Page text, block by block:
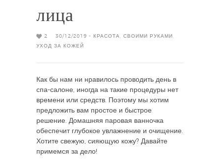
лица
2 30/12/2019 - КРАСОТА СВОИМИ РУКАМИ
УХОД ЗА КОЖЕЙ
Как бы нам ни нравилось проводить день в
спа-салоне, иногда на такие процедуры нет
времени или средств. Поэтому мы хотим
предложить вам простое и быстрое
решение. Домашняя паровая ванночка
обеспечит глубокое увлажнение и очищение.
Хотите свежую, сияющую кожу? Давайте
примемся за дело!